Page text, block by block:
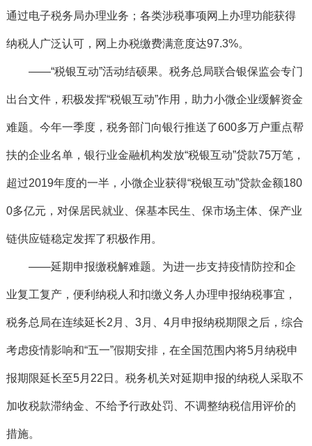
通过电子税务局办理业务；各类涉税事项网上办理功能获得
纳税人广泛认可，网上办税缴费满意度达97.3%。
——“税银互动”活动结硕果。税务总局联合银保监会专门
出台文件，积极发挥“税银互动”作用，助力小微企业缓解资金
难题。今年一季度，税务部门向银行推送了600多万户重点帮
扶的企业名单，银行业金融机构发放“税银互动”贷款75万笔，
超过2019年度的一半，小微企业获得“税银互动”贷款金额180
0多亿元，对保居民就业、保基本民生、保市场主体、保产业
链供应链稳定发挥了积极作用。
——延期申报缴税解难题。为进一步支持疫情防控和企
业复工复产，便利纳税人和扣缴义务人办理申报纳税事宜，
税务总局在连续延长2月、3月、4月申报纳税期限之后，综合
考虑疫情影响和“五一”假期安排，在全国范围内将5月纳税申
报期限延长至5月22日。税务机关对延期申报的纳税人采取不
加收税款滞纳金、不给予行政处罚、不调整纳税信用评价的
措施。